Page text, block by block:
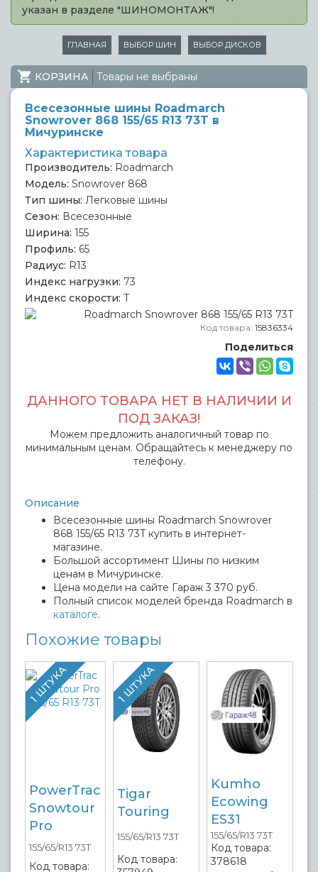
указан в разделе "ШИНОМОНТАЖ"!
ГЛАВНАЯ ВЫБОР ШИН ВЫБОР ДИСКОВ
КОРЗИНА Товары не выбраны
Всесезонные шины Roadmarch
Snowrover 868 155/65 R13 73T в
Мичуринске
Характеристика товара
Производитель: Roadmarch
Модель: Snowrover 868
Тип шины: Легковые шины
Сезон: Всесезонные
Ширина: 155
Профиль: 65
Радиус: R13
Индекс нагрузки: 73
Индекс скорости: T
Код товара: 15836334
Поделиться
ДАННОГО ТОВАРА НЕТ В НАЛИЧИИ И
ПОД ЗАКАЗ!
Можем предложить аналогичный товар по
минимальным ценам. Обращайтесь к менеджеру по
телефону.
Описание
Всесезонные шины Roadmarch Snowrover
868 155/65 R13 73T купить в интернет-
магазине.
Большой ассортимент Шины по низким
ценам в Мичуринске.
Цена модели на сайте Гараж 3 370 руб.
Полный список моделей бренда Roadmarch в
каталоге.
Похожие товары
1 ШТУКА
PowerTrac
Snowtour
Pro
155/65/R13 73T
Код товара:
1 ШТУКА
Tigar
Touring
155/65/R13 73T
Код товара:
Kumho
Ecowing
ES31
155/65/R13 73T
Код товара:
378618